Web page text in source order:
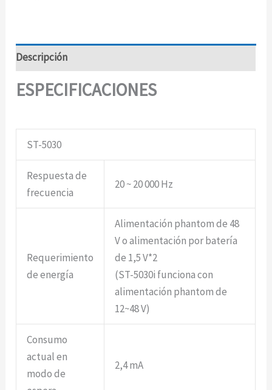
Descripción
ESPECIFICACIONES
ST-5030
Respuesta de
frecuencia
20 ~ 20 000 Hz
Requerimiento
de energía
Alimentación phantom de 48
V o alimentación por batería
de 1,5 V*2
(ST-5030i funciona con
alimentación phantom de
12~48 V)
Consumo
actual en
modo de
2,4 mA